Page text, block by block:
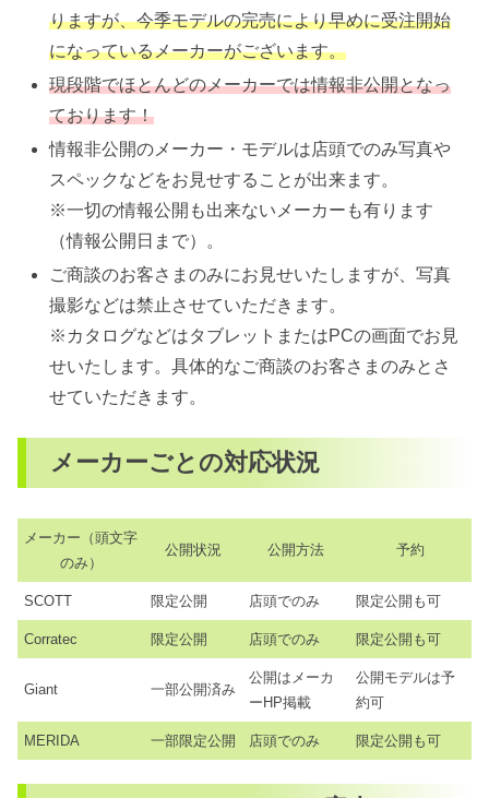
りますが、今季モデルの完売により早めに受注開始
になっているメーカーがございます。
現段階でほとんどのメーカーでは情報非公開となっ
ております！
情報非公開のメーカー・モデルは店頭でのみ写真や
スペックなどをお見せすることが出来ます。
※一切の情報公開も出来ないメーカーも有ります
（情報公開日まで）。
ご商談のお客さまのみにお見せいたしますが、写真
撮影などは禁止させていただきます。
※カタログなどはタブレットまたはPCの画面でお見
せいたします。具体的なご商談のお客さまのみとさ
せていただきます。
メーカーごとの対応状況
メーカー（頭文字
のみ）
公開状況 公開方法 予約
SCOTT 限定公開 店頭でのみ 限定公開も可
Corratec 限定公開 店頭でのみ 限定公開も可
Giant 一部公開済み
公開はメーカ
ーHP掲載
公開モデルは予
約可
MERIDA 一部限定公開 店頭でのみ 限定公開も可